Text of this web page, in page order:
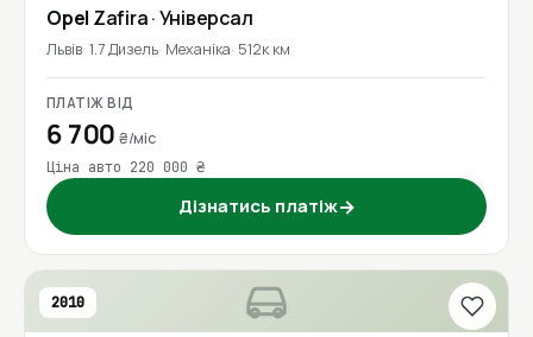
Opel Zafira· Універсал
Львів 1.7 Дизель Механіка 512к км
ПЛАТІЖ ВІД
6 700₴/міс
Ціна авто 220 000 ₴
Дізнатись платіж→
2010